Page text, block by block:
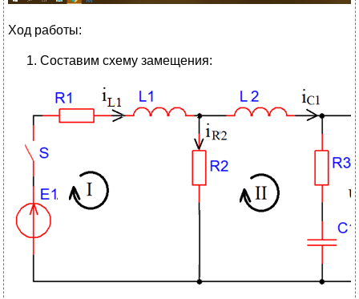
Ход работы:
Составим схему замещения: